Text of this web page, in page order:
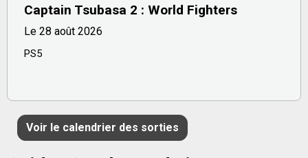
Captain Tsubasa 2 : World Fighters
Le 28 août 2026
PS5
Voir le calendrier des sorties